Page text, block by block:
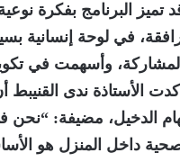
تميز البرنامج بفكرة
في لوحة إنسانية
وأسهمت في
الأستاذة ندى القنيبط
الدخيل، مضيفة: “نحن
داخل المنزل هو